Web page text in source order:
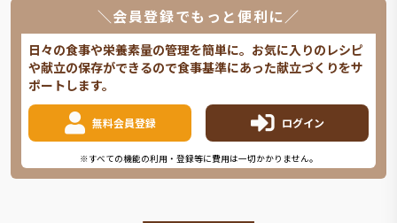
＼会員登録でもっと便利に／
日々の食事や栄養素量の管理を簡単に。お気に入りのレシピ
や献立の保存ができるので食事基準にあった献立づくりをサ
ポートします。
無料会員登録 ログイン
※すべての機能の利用・登録等に費用は一切かかりません。